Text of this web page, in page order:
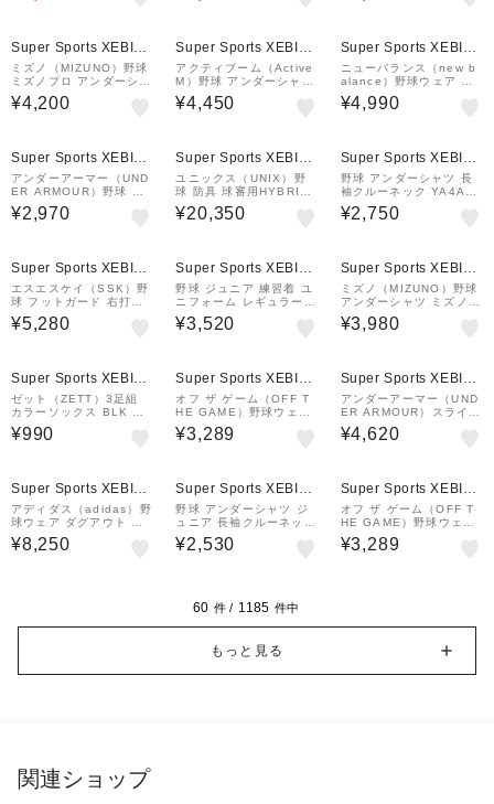
Super Sports XEBIO
&mall店
ミズノ（MIZUNO）野球
ミズノプロ アンダーシャ
ツ KUGEKI ICE V-Cool
ネック 長袖 12JA2P14
¥4,200
Super Sports XEBIO
&mall店
アクティブーム（Active
M）野球 アンダーシャツ
半袖コンフォートインナ
ー 01NV 速乾
¥4,450
Super Sports XEBIO
&mall店
ニューバランス（new b
alance）野球ウェア 大
谷翔平 パフォーマンス
ショートスリーブトップ
¥4,990
Super Sports XEBIO
&mall店
アンダーアーマー（UND
ER ARMOUR）野球 ア
ンダーシャツ ジュニア
ヒートギア コンフォート
¥2,970
Super Sports XEBIO
&mall店
ユニックス（UNIX）野
球 防具 球審用HYBRID
マスク 硬式 軟式 両用 B
X84-88 【メーカー取り
¥20,350
Super Sports XEBIO
&mall店
野球 アンダーシャツ 長
袖クルーネック YA4AB0
1 90
¥2,750
Super Sports XEBIO
&mall店
エスエスケイ（SSK）野
球 フットガード 右打者
用 FG001L-10
¥5,280
Super Sports XEBIO
&mall店
野球 ジュニア 練習着 ユ
ニフォーム レギュラーパ
ンツ YA4APJ02 10
¥3,520
Super Sports XEBIO
&mall店
ミズノ（MIZUNO）野球
アンダーシャツ ミズノプ
ロ インナーシャツ 長袖
ブレスサーモ 12JA6C0
¥3,980
Super Sports XEBIO
&mall店
ゼット（ZETT）3足組
カラーソックス BLK BK
03CL-1900 24～27cm
¥990
Super Sports XEBIO
&mall店
オフ ザ ゲーム（OFF T
HE GAME）野球ウェア
半袖Tシャツ OG0125S
S0001-BLK
¥3,289
Super Sports XEBIO
&mall店
アンダーアーマー（UND
ER ARMOUR）スライデ
ィングパンツ 野球 ブレ
イク スライダー エクス
¥4,620
Super Sports XEBIO
&mall店
アディダス（adidas）野
球ウェア ダグアウト ス
リーブレス フーディー C
S979-KH4557
¥8,250
Super Sports XEBIO
&mall店
野球 アンダーシャツ ジ
ュニア 長袖クルーネック
YA4ABJ01 48
¥2,530
Super Sports XEBIO
&mall店
オフ ザ ゲーム（OFF T
HE GAME）野球ウェア
半袖Tシャツ OG0125S
S0001-WHT
¥3,289
60 件 / 1185 件中
もっと見る
関連ショップ